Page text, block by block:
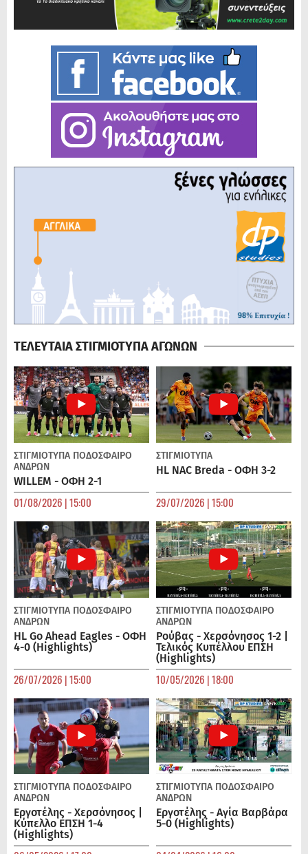
ΤΕΛΕΥΤΑΙΑ ΣΤΙΓΜΙΟΤΥΠΑ ΑΓΩΝΩΝ
ΣΤΙΓΜΙΟΤΥΠΑ ΠΟΔΌΣΦΑΙΡΟ
ΑΝΔΡΏΝ
WILLEM - ΟΦΗ 2-1
01/08/2026 | 15:00
ΣΤΙΓΜΙΟΤΥΠΑ
HL NAC Breda - ΟΦΗ 3-2
29/07/2026 | 15:00
ΣΤΙΓΜΙΟΤΥΠΑ ΠΟΔΌΣΦΑΙΡΟ
ΑΝΔΡΏΝ
HL Go Ahead Eagles - ΟΦΗ
4-0 (Highlights)
26/07/2026 | 15:00
ΣΤΙΓΜΙΟΤΥΠΑ ΠΟΔΌΣΦΑΙΡΟ
ΑΝΔΡΏΝ
Ρούβας - Χερσόνησος 1-2 |
Τελικός Κυπέλλου ΕΠΣΗ
(Highlights)
10/05/2026 | 18:00
ΣΤΙΓΜΙΟΤΥΠΑ ΠΟΔΌΣΦΑΙΡΟ
ΑΝΔΡΏΝ
Εργοτέλης - Χερσόνησος |
Κύπελλο ΕΠΣΗ 1-4
(Highlights)
ΣΤΙΓΜΙΟΤΥΠΑ ΠΟΔΌΣΦΑΙΡΟ
ΑΝΔΡΏΝ
Εργοτέλης - Αγία Βαρβάρα
5-0 (Highlights)